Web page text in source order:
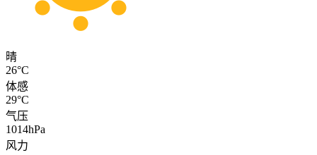
晴
26°C
体感
29°C
气压
1014hPa
风力